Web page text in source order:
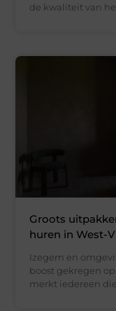
de kwaliteit van
Groots
huren in West-
Izegem en
boost gekregen
merkt iedereen die